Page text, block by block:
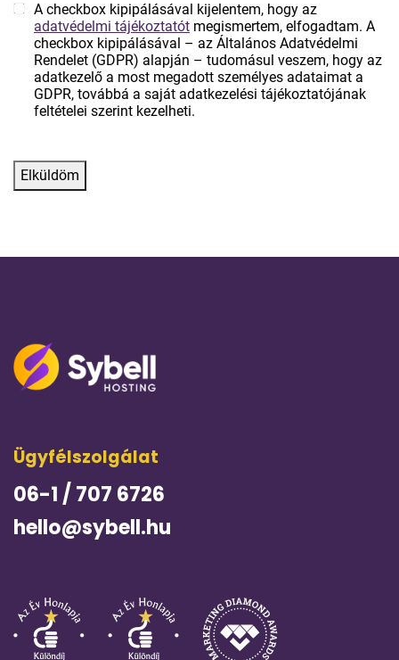
(Kötelező)
A checkbox kipipálásával kijelentem, hogy az
adatvédelmi tájékoztatót megismertem, elfogadtam. A
checkbox kipipálásával – az Általános Adatvédelmi
Rendelet (GDPR) alapján – tudomásul veszem, hogy az
adatkezelő a most megadott személyes adataimat a
GDPR, továbbá a saját adatkezelési tájékoztatójának
feltételei szerint kezelheti.
Elküldöm
Ügyfélszolgálat
06-1 / 707 6726
hello@sybell.hu